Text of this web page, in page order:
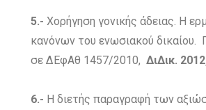
5.-Χορήγηση γονικής άδειας. Η
κανόνων του ενωσιακού δικαίου.
σε ΔΕφΑθ 1457/2010, ΔιΔικ.
6.- Η διετής παραγραφή των